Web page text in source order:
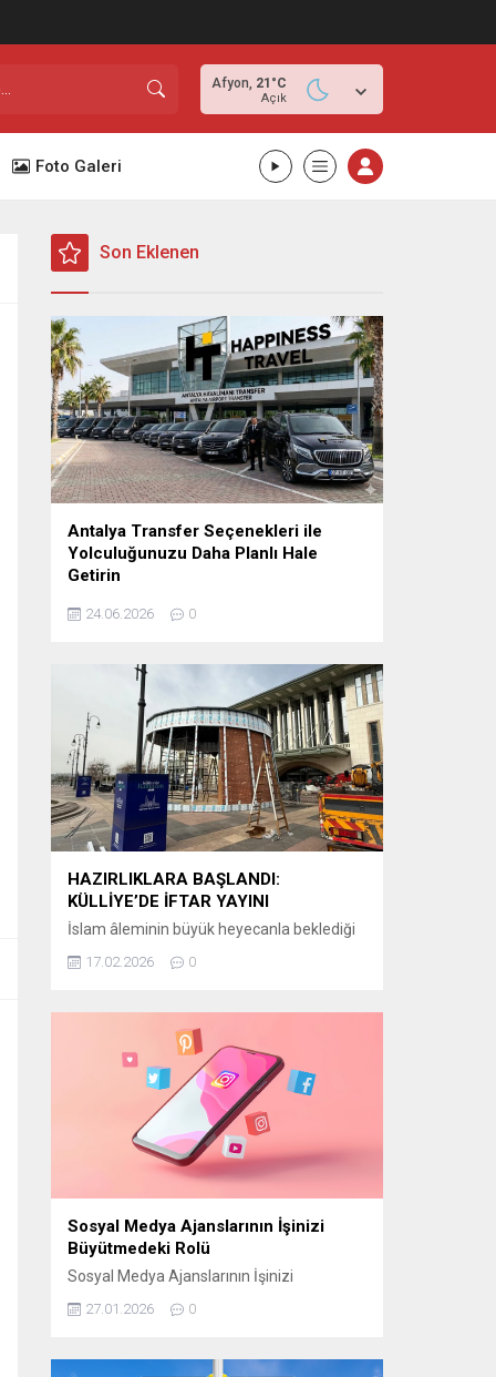
Afyon, 21 °C
Açık
Foto Galeri
Son Eklenen
Antalya Transfer Seçenekleri ile
Yolculuğunuzu Daha Planlı Hale
Getirin
önemli detaylardan biri, varış noktasında
Antalya gibi uluslararası yoğunluğu yüksek
bir destinasyonda, havalimanından otellere
veya şehir içi noktalara ulaşımın önceden
planlanması büyük kolaylık sağlar.
Günümüzde birçok ziyaretçi, klasik ulaşım
yöntemleri yerine önceden organize edilen
sistemleri tercih etmektedir. Bu
kapsamda Antalya airport transfer hizmetleri,...
24.06.2026 0
HAZIRLIKLARA BAŞLANDI:
KÜLLİYE’DE İFTAR YAYINI
İslam âleminin büyük heyecanla beklediği
ekranlara taşınıyor. Kanal D, iftar saatlerinin
programıyla izleyiciyle buluşturmaya
hazırlanıyor. CAM STÜDYO KURULUYOR
“Bir Ramazan Akşamı” için
Cumhurbaşkanlığı Külliyesi yerleşkesinde
bulunan Beştepe Millet Camii avlusuna
özel bir cam stüdyo kuruluyor. Ramazana
özel tasarlanan...
17.02.2026 0
Sosyal Medya Ajanslarının İşinizi
Büyütmedeki Rolü
Sosyal Medya Ajanslarının İşinizi
Büyütmedeki Rolü Günümüzde sosyal
medya, işletmelerin hedef kitlelerine
geldi. Ancak bu başarıyı elde edebilmek için
27.01.2026 0